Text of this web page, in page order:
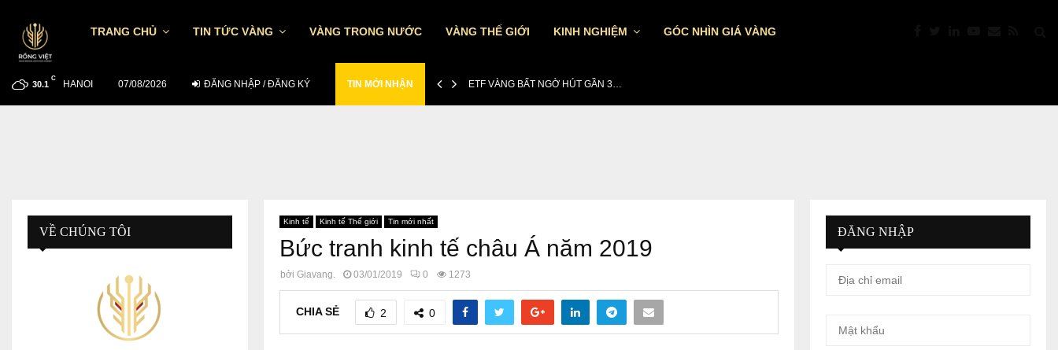
TRANG CHỦ TIN TỨC VÀNG VÀNG TRONG NƯỚC VÀNG THẾ GIỚI KINH NGHIỆM GÓC NHÌN GIÁ VÀNG
30.1
C
HANOI 07/08/2026 ĐĂNG NHẬP / ĐĂNG KÝ TIN MỚI NHẬN
CẬP NHẬT GIÁ VÀNG SÁNG 6/8: THẾ… ETF VÀNG BẤT NGỜ HÚT GẦN 3…
Kinh tế Kinh tế Thế giới Tin mới nhất
Bức tranh kinh tế châu Á năm 2019
bởi Giavang. 03/01/2019 0 1273
CHIA SẺ 2 0
VỀ CHÚNG TÔI ĐĂNG NHẬP